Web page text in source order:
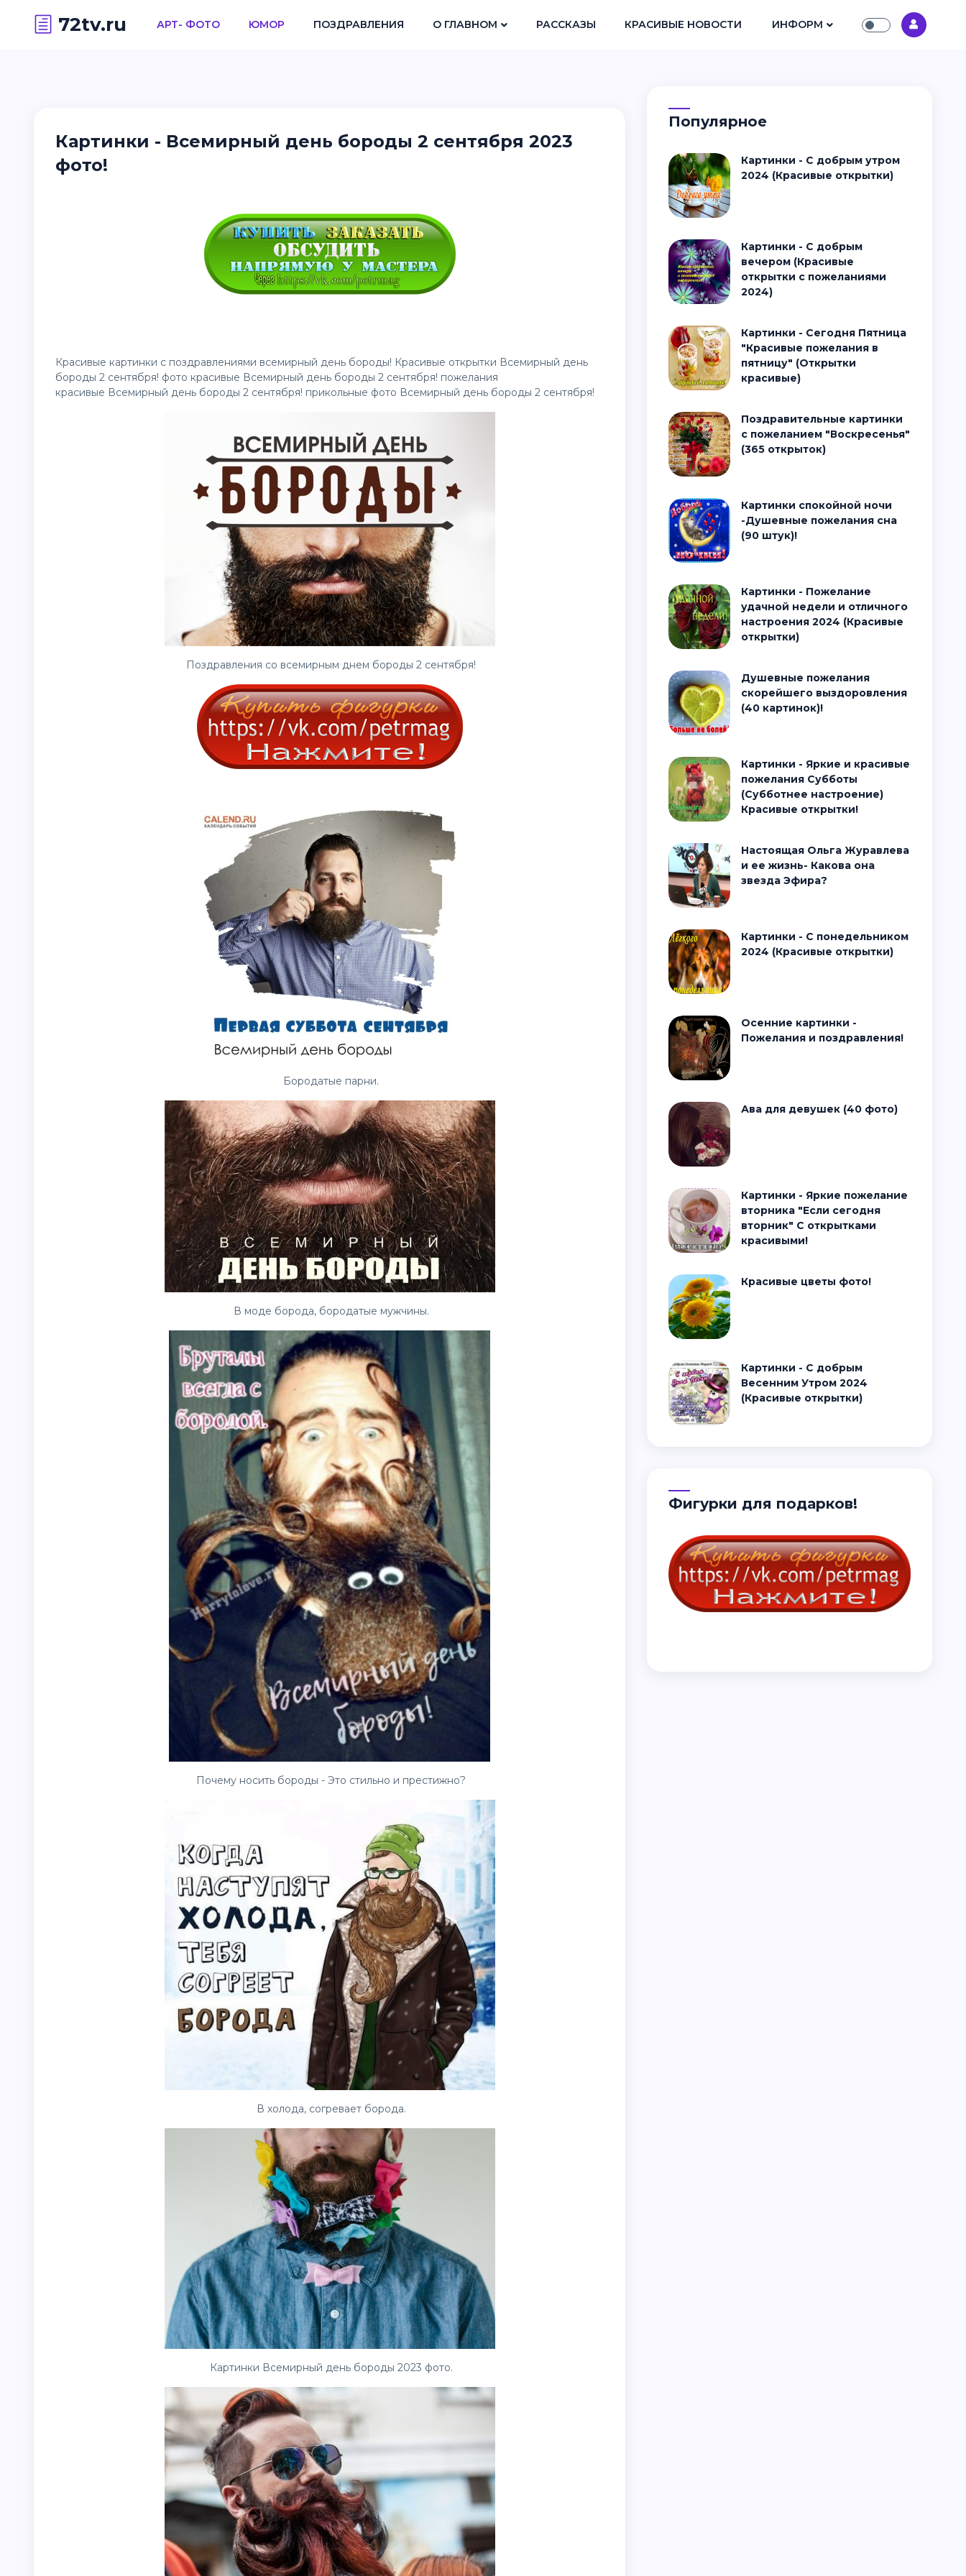
72tv.ru АРТ- ФОТО ЮМОР ПОЗДРАВЛЕНИЯ О ГЛАВНОМ РАССКАЗЫ КРАСИВЫЕ НОВОСТИ ИНФОРМ
Картинки - Всемирный день бороды 2 сентября 2023
фото!
Красивые картинки с поздравлениями всемирный день бороды! Красивые открытки Всемирный день
бороды 2 сентября! фото красивые Всемирный день бороды 2 сентября! пожелания
красивые Всемирный день бороды 2 сентября! прикольные фото Всемирный день бороды 2 сентября!
Поздравления со всемирным днем бороды 2 сентября!
Бородатые парни.
В моде борода, бородатые мужчины.
Почему носить бороды - Это стильно и престижно?
В холода, согревает борода.
Картинки Всемирный день бороды 2023 фото.
Популярное
Картинки - С добрым утром
2024 (Красивые открытки)
Картинки - С добрым
вечером (Красивые
открытки с пожеланиями
2024)
Картинки - Сегодня Пятница
"Красивые пожелания в
пятницу" (Открытки
красивые)
Поздравительные картинки
с пожеланием "Воскресенья"
(365 открыток)
Картинки спокойной ночи
-Душевные пожелания сна
(90 штук)!
Картинки - Пожелание
удачной недели и отличного
настроения 2024 (Красивые
открытки)
Душевные пожелания
скорейшего выздоровления
(40 картинок)!
Картинки - Яркие и красивые
пожелания Субботы
(Субботнее настроение)
Красивые открытки!
Настоящая Ольга Журавлева
и ее жизнь- Какова она
звезда Эфира?
Картинки - С понедельником
2024 (Красивые открытки)
Осенние картинки -
Пожелания и поздравления!
Ава для девушек (40 фото)
Картинки - Яркие пожелание
вторника "Если сегодня
вторник" С открытками
красивыми!
Красивые цветы фото!
Картинки - С добрым
Весенним Утром 2024
(Красивые открытки)
Фигурки для подарков!